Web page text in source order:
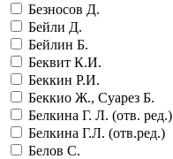
Безносов Д.
Бейли Д.
Бейлин Б.
Беквит К.И.
Беккин Р.И.
Беккио Ж., Суарез Б.
Белкина Г. Л. (отв. ред.)
Белкина Г.Л. (отв.ред.)
Белов С.